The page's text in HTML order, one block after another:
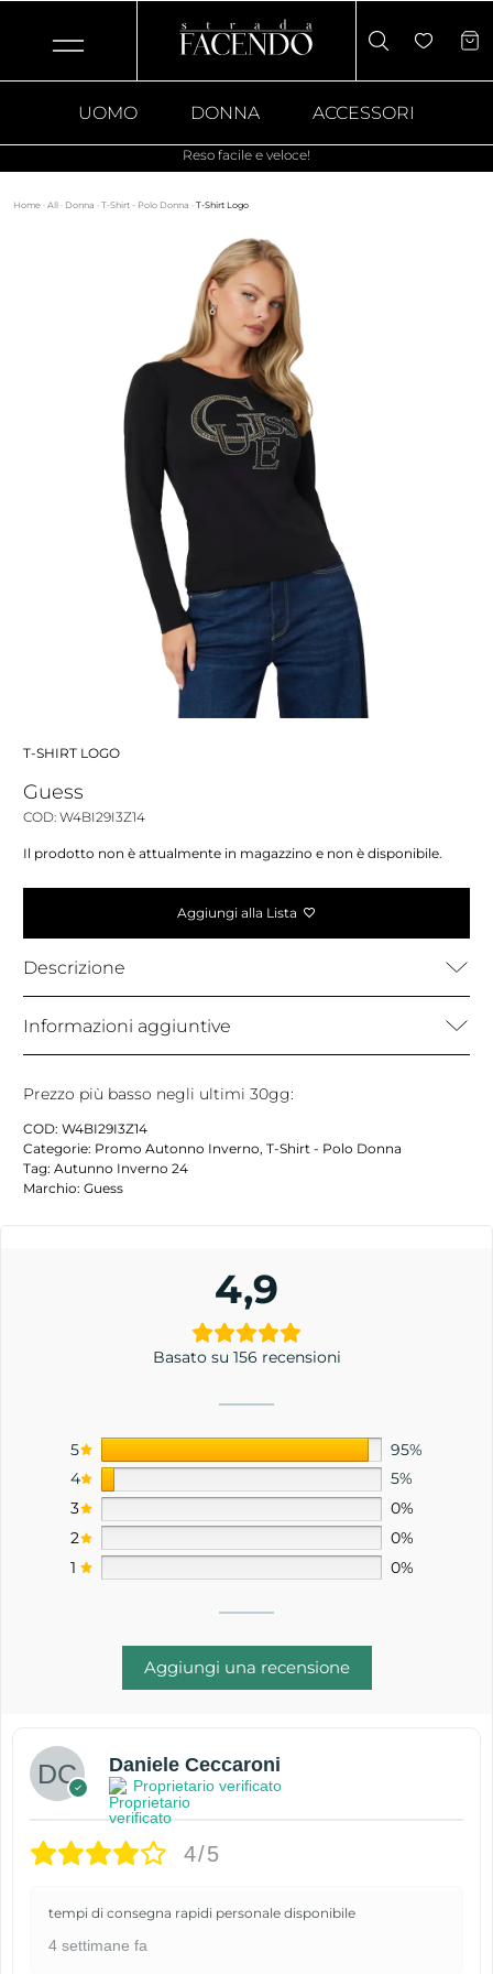
UOMO DONNA ACCESSORI
Reso facile e veloce!
Home · All · Donna · T-Shirt - Polo Donna · T-Shirt Logo
T-SHIRT LOGO
Guess
COD: W4BI29I3Z14
Il prodotto non è attualmente in magazzino e non è disponibile.
Aggiungi alla Lista
Descrizione
Informazioni aggiuntive
Prezzo più basso negli ultimi 30gg:
COD: W4BI29I3Z14
Categorie: Promo Autonno Inverno, T-Shirt - Polo Donna
Tag: Autunno Inverno 24
Marchio: Guess
4,9
Basato su 156 recensioni
5
95%
4
5%
3
0%
2
0%
1
0%
Aggiungi una recensione
Daniele Ceccaroni
Proprietario verificato
4/5
tempi di consegna rapidi personale disponibile
4 settimane fa